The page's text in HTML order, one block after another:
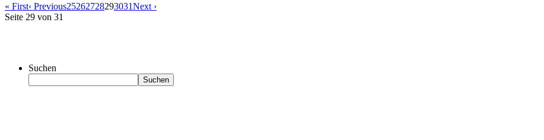
« First‹ Previous25262728293031Next ›
Seite 29 von 31
Suchen
Suchen